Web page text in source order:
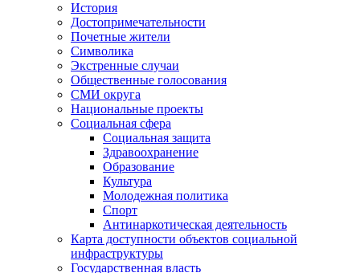
История
Достопримечательности
Почетные жители
Символика
Экстренные случаи
Общественные голосования
СМИ округа
Национальные проекты
Социальная сфера
Социальная защита
Здравоохранение
Образование
Культура
Молодежная политика
Спорт
Антинаркотическая деятельность
Карта доступности объектов социальной
инфраструктуры
Государственная власть